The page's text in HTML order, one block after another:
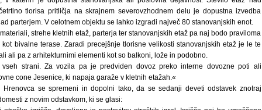
tlorisa pritličja na skrajnem severovzhodnem delu je dopustna izvedba
parterjem. V celotnem objektu se lahko izgradi največ 80 stanovanjskih enot.
strehe kletnih etaž, parterja ter stanovanjskih etaž pa naj bodo praviloma
bivalne terase. Zaradi precejšnje tlorisne velikosti stanovanjskih etaž je le te
ali pa z arhitekturnimi elementi kot so balkoni, lože in podobno.
strani. Za vozila pa je predviden dovoz preko interne dovozne poti ali
cone Jesenice, ki napaja garaže v kletnih etažah.«
se spremeni in dopolni tako, da se sedanji deveti odstavek znotraj
z novim odstavkom, ki se glasi: